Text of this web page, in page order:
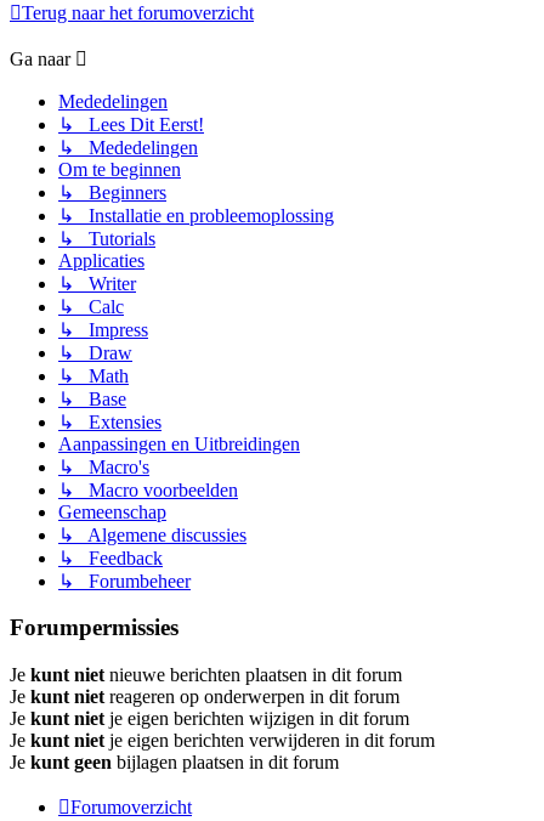
Terug naar het forumoverzicht
Ga naar
Mededelingen
↳ Lees Dit Eerst!
↳ Mededelingen
Om te beginnen
↳ Beginners
↳ Installatie en probleemoplossing
↳ Tutorials
Applicaties
↳ Writer
↳ Calc
↳ Impress
↳ Draw
↳ Math
↳ Base
↳ Extensies
Aanpassingen en Uitbreidingen
↳ Macro's
↳ Macro voorbeelden
Gemeenschap
↳ Algemene discussies
↳ Feedback
↳ Forumbeheer
Forumpermissies
Je kunt niet nieuwe berichten plaatsen in dit forum
Je kunt niet reageren op onderwerpen in dit forum
Je kunt niet je eigen berichten wijzigen in dit forum
Je kunt niet je eigen berichten verwijderen in dit forum
Je kunt geen bijlagen plaatsen in dit forum
Forumoverzicht